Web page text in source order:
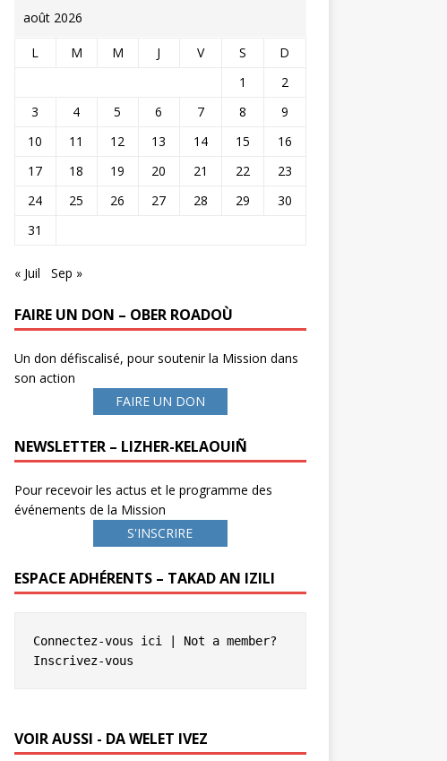
août 2026
L M M J V S
D
1
2
3
4 5 6 7 8
9
10
11 12 13 14 15
16
17
18 19 20 21 22
23
24
25 26 27 28 29
30
31
« Juil Sep »
FAIRE UN DON – OBER ROADOÙ
Un don défiscalisé, pour soutenir la Mission dans
son action
FAIRE UN DON
NEWSLETTER – LIZHER-KELAOUIÑ
Pour recevoir les actus et le programme des
événements de la Mission
S'INSCRIRE
ESPACE ADHÉRENTS – TAKAD AN IZILI
Connectez-vous ici
Inscrivez-vous
VOIR AUSSI - DA WELET IVEZ